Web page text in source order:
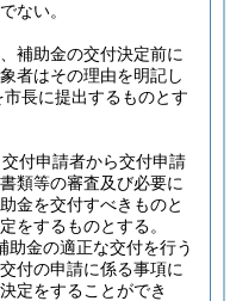
ない。
補助金の交付決定前に
者はその理由を明記し
市長に提出するものとす
付申請者から交付申請
類等の審査及び必要に
金を交付すべきものと
をするものとする。
助金の適正な交付を行う
付の申請に係る事項に
定をすることができ